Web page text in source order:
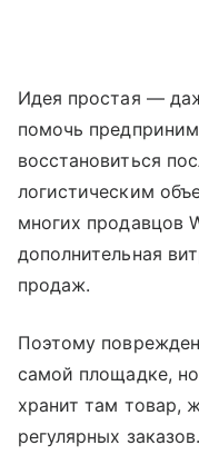
Идея простая —
помочь
восстановиться
логистическим
многих продавцов
дополнительная
продаж.
Поэтому
самой площадке,
хранит там товар,
регулярных заказов.